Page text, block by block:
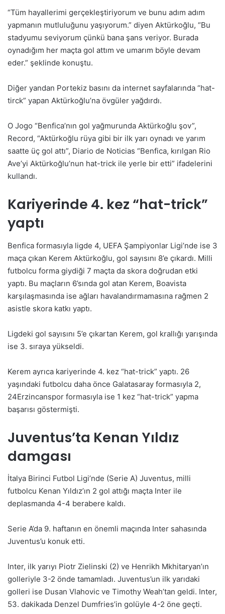
“Tüm hayallerimi gerçekleştiriyorum ve bunu adım adım
yapmanın mutluluğunu yaşıyorum.” diyen Aktürkoğlu, “Bu
stadyumu seviyorum çünkü bana şans veriyor. Burada
oynadığım her maçta gol attım ve umarım böyle devam
eder.” şeklinde konuştu.
Diğer yandan Portekiz basını da internet sayfalarında “hat-
tirck” yapan Aktürkoğlu’na övgüler yağdırdı.
O Jogo “Benfica’nın gol yağmurunda Aktürkoğlu şov”,
Record, “Aktürkoğlu rüya gibi bir ilk yarı oynadı ve yarım
saatte üç gol attı”, Diario de Noticias “Benfica, kırılgan Rio
Ave’yi Aktürkoğlu’nun hat-trick ile yerle bir etti” ifadelerini
kullandı.
Kariyerinde 4. kez “hat-trick”
yaptı
Benfica formasıyla ligde 4, UEFA Şampiyonlar Ligi’nde ise 3
maça çıkan Kerem Aktürkoğlu, gol sayısını 8’e çıkardı. Milli
futbolcu forma giydiği 7 maçta da skora doğrudan etki
yaptı. Bu maçların 6’sında gol atan Kerem, Boavista
karşılaşmasında ise ağları havalandırmamasına rağmen 2
asistle skora katkı yaptı.
Ligdeki gol sayısını 5’e çıkartan Kerem, gol krallığı yarışında
ise 3. sıraya yükseldi.
Kerem ayrıca kariyerinde 4. kez “hat-trick” yaptı. 26
yaşındaki futbolcu daha önce Galatasaray formasıyla 2,
24Erzincanspor formasıyla ise 1 kez “hat-trick” yapma
başarısı göstermişti.
Juventus’ta Kenan Yıldız
damgası
İtalya Birinci Futbol Ligi’nde (Serie A) Juventus, milli
futbolcu Kenan Yıldız’ın 2 gol attığı maçta Inter ile
deplasmanda 4-4 berabere kaldı.
Serie A’da 9. haftanın en önemli maçında Inter sahasında
Juventus’u konuk etti.
Inter, ilk yarıyı Piotr Zielinski (2) ve Henrikh Mkhitaryan’ın
golleriyle 3-2 önde tamamladı. Juventus’un ilk yarıdaki
golleri ise Dusan Vlahovic ve Timothy Weah’tan geldi. Inter,
53. dakikada Denzel Dumfries’in golüyle 4-2 öne geçti.